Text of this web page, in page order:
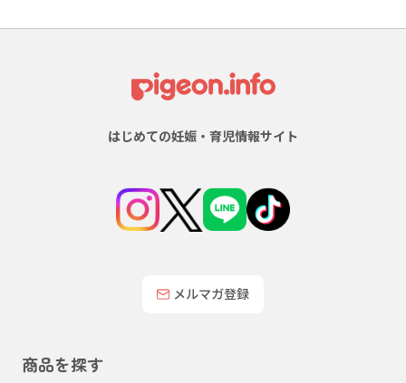
はじめての妊娠・育児情報サイト
メルマガ登録
商品を探す